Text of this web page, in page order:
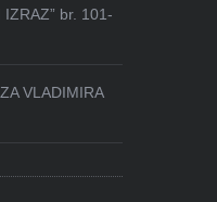
IZRAZ” br. 101-
VLADIMIRA